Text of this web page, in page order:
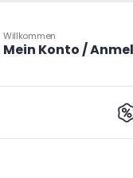
Willkommen
Mein Konto /